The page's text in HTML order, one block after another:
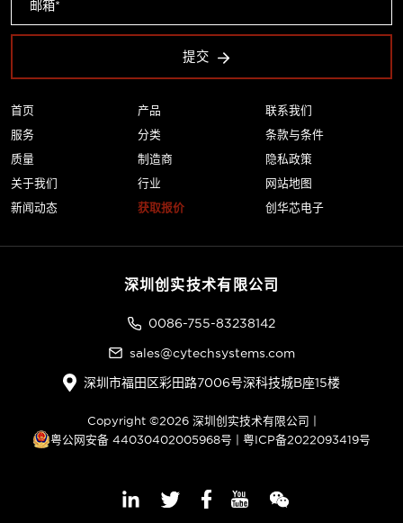
首页
服务
质量
关于我们
新闻动态
产品
分类
制造商
行业
获取报价
联系我们
条款与条件
隐私政策
网站地图
创华芯电子
提交
深圳创实技术有限公司
0086-755-83238142
sales@cytechsystems.com
深圳市福田区彩田路7006号深科技城B座15楼
Copyright ©2026 深圳创实技术有限公司 |
粤公网安备 44030402005968号 | 粤ICP备2022093419号